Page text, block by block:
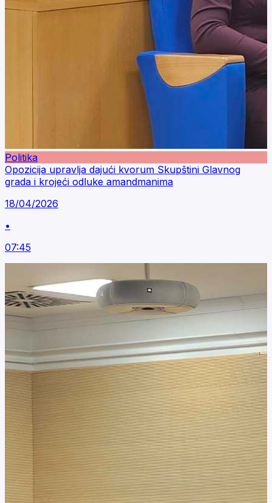
Politika
Opozicija upravlja dajući kvorum Skupštini Glavnog
grada i krojeći odluke amandmanima
18/04/2026
•
07:45